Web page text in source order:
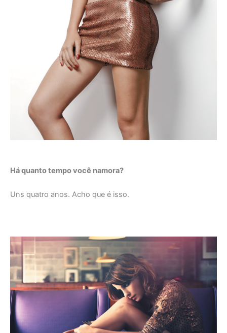
Há quanto tempo você namora?
Uns quatro anos. Acho que é isso.